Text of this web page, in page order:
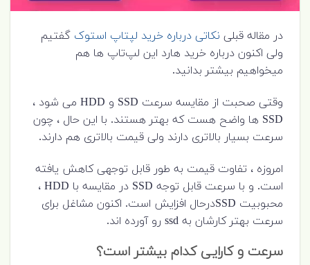
در مقاله قبلی نکاتی درباره خرید لپتاپ استوک گفتیم
ولی اکنون درباره خرید هارد این لپ‌تاپ ها هم
میخواهیم بیشتر بدانید.
وقتی صحبت از مقایسه سرعت SSD و HDD می شود ،
SSD ها واضح هست که بهتر هستند. با این حال ، چون
سرعت بسیار بالاتری دارند ولی قیمت بالاتری هم دارند.
امروزه ، تفاوت قیمت به طور قابل توجهی کاهش یافته
است. و با سرعت قابل توجه SSD در مقایسه با HDD ،
محبوبیت SSDدرحال افزایش است. اکنون مشاغل برای
سرعت بهتر کارشان به ssd رو آورده اند.
سرعت و کارایی کدام بیشتر است؟